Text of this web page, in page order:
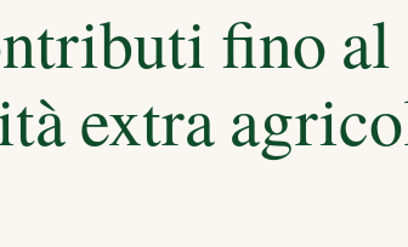
fino al
extra